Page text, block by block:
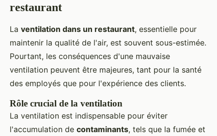
restaurant
La ventilation dans un restaurant, essentielle pour
maintenir la qualité de l'air, est souvent sous-estimée.
Pourtant, les conséquences d'une mauvaise
ventilation peuvent être majeures, tant pour la santé
des employés que pour l'expérience des clients.
Rôle crucial de la ventilation
La ventilation est indispensable pour éviter
l'accumulation de contaminants, tels que la fumée et